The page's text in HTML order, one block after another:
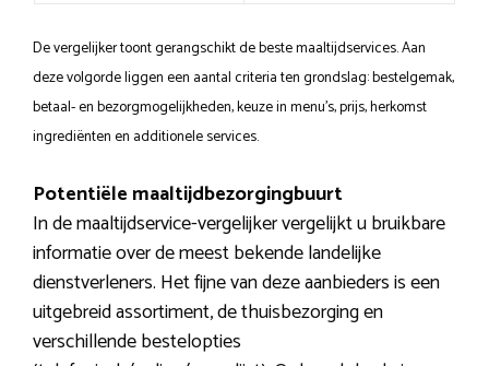
De vergelijker toont gerangschikt de beste maaltijdservices. Aan
deze volgorde liggen een aantal criteria ten grondslag: bestelgemak,
betaal- en bezorgmogelijkheden, keuze in menu’s, prijs, herkomst
ingrediënten en additionele services.
Potentiële maaltijdbezorgingbuurt
In de maaltijdservice-vergelijker vergelijkt u bruikbare
informatie over de meest bekende landelijke
dienstverleners. Het fijne van deze aanbieders is een
uitgebreid assortiment, de thuisbezorging en
verschillende bestelopties